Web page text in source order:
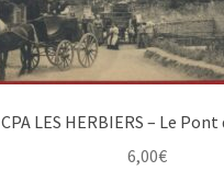
CPA LES HERBIERS – Le
6,00€